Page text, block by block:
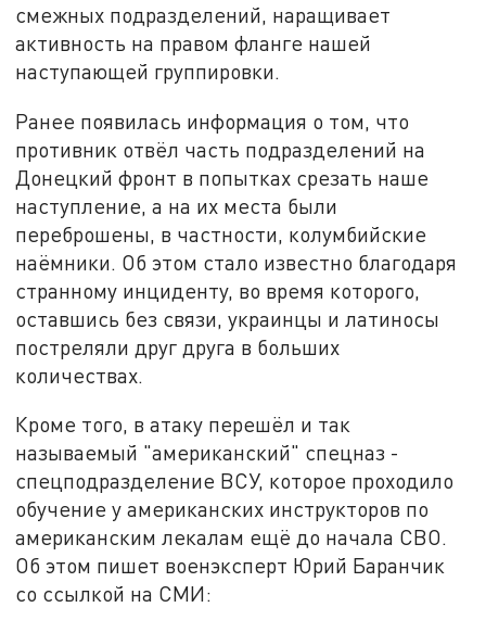
смежных подразделений, наращивает
активность на правом фланге нашей
наступающей группировки.
Ранее появилась информация о том, что
противник отвёл часть подразделений на
Донецкий фронт в попытках срезать наше
наступление, а на их места были
переброшены, в частности, колумбийские
наёмники. Об этом стало известно благодаря
странному инциденту, во время которого,
оставшись без связи, украинцы и латиносы
постреляли друг друга в больших
количествах.
Кроме того, в атаку перешёл и так
называемый "американский" спецназ -
спецподразделение ВСУ, которое проходило
обучение у американских инструкторов по
американским лекалам ещё до начала СВО.
Об этом пишет военэксперт Юрий Баранчик
со ссылкой на СМИ: